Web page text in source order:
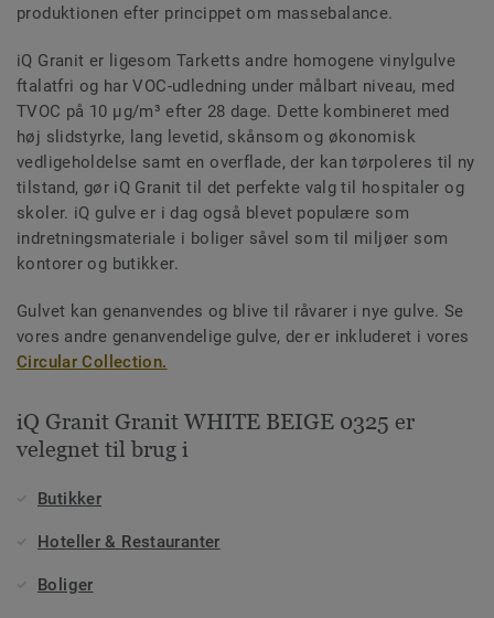
produktionen efter princippet om massebalance.
iQ Granit er ligesom Tarketts andre homogene vinylgulve
ftalatfri og har VOC-udledning under målbart niveau, med
TVOC på 10 µg/m³ efter 28 dage. Dette kombineret med
høj slidstyrke, lang levetid, skånsom og økonomisk
vedligeholdelse samt en overflade, der kan tørpoleres til ny
tilstand, gør iQ Granit til det perfekte valg til hospitaler og
skoler. iQ gulve er i dag også blevet populære som
indretningsmateriale i boliger såvel som til miljøer som
kontorer og butikker.
Gulvet kan genanvendes og blive til råvarer i nye gulve. Se
vores andre genanvendelige gulve, der er inkluderet i vores
Circular Collection.
iQ Granit Granit WHITE BEIGE 0325 er
velegnet til brug i
Butikker
Hoteller & Restauranter
Boliger